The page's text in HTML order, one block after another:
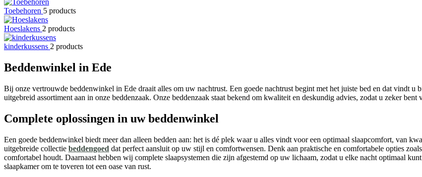
Toebehoren 5 products
Hoeslakens 2 products
kinderkussens 2 products
Beddenwinkel in Ede
Bij onze vertrouwde beddenwinkel in Ede draait alles om uw nachtrust. Een goede nachtrust begint met het juiste bed en dat vindt
uitgebreid assortiment aan in onze beddenzaak. Onze beddenzaak staat bekend om kwaliteit en deskundig advies, zodat u zeker bent
Complete oplossingen in uw beddenwinkel
Een goede beddenwinkel biedt meer dan alleen bedden aan: het is dé plek waar u alles vindt voor een optimaal slaapcomfort, van
uitgebreide collectie beddengoed dat perfect aansluit op uw stijl en comfortwensen. Denk aan praktische en comfortabele opties
comfortabel houdt. Daarnaast hebben wij complete slaapsystemen die zijn afgestemd op uw lichaam, zodat u elke nacht optimaal
slaapkamer om te toveren tot een oase van rust.